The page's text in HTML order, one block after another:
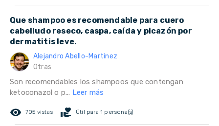
Que shampoo es recomendable para cuero
cabelludo reseco, caspa, caída y picazón por
dermatitis leve.
Alejandro Abello-Martinez
Otras
Son recomendables los shampoos que contengan
ketoconazol o p... Leer más
remove_red_eye 705 vistas volunteer_activism Útil para 1 persona(s)